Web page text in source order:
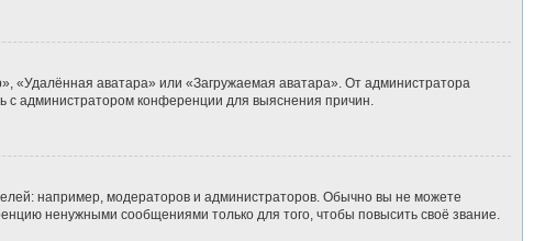
«Удалённая аватара» или «Загружаемая аватара». От администратора
с администратором конференции для выяснения причин.
например, модераторов и администраторов. Обычно вы не можете
ненужными сообщениями только для того, чтобы повысить своё звание.